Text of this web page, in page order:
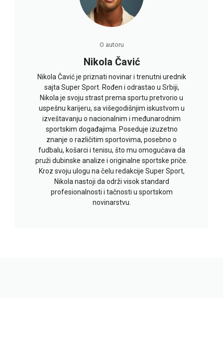
O autoru
Nikola Čavić
Nikola Čavić je priznati novinar i trenutni urednik
sajta Super Sport. Rođen i odrastao u Srbiji,
Nikola je svoju strast prema sportu pretvorio u
uspešnu karijeru, sa višegodišnjim iskustvom u
izveštavanju o nacionalnim i međunarodnim
sportskim događajima. Poseduje izuzetno
znanje o različitim sportovima, posebno o
fudbalu, košarci i tenisu, što mu omogućava da
pruži dubinske analize i originalne sportske priče.
Kroz svoju ulogu na čelu redakcije Super Sport,
Nikola nastoji da održi visok standard
profesionalnosti i tačnosti u sportskom
novinarstvu.